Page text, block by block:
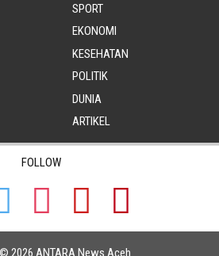
SPORT
EKONOMI
KESEHATAN
POLITIK
DUNIA
ARTIKEL
FOLLOW
2026 ANTARA News Aceh